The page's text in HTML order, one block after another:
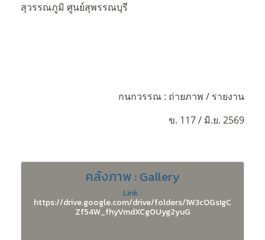
สุวรรณภูมิ ศูนย์สุพรรณบุรี
กนกวรรณ : ถ่ายภาพ / รายงาน
ข. 117 / มิ.ย. 2569
คลังภาพ : Gallery
Link :
https://drive.google.com/drive/folders/1W3cOGsIgC
Zf54W_fhyVmdXCg0Uyg2yuG